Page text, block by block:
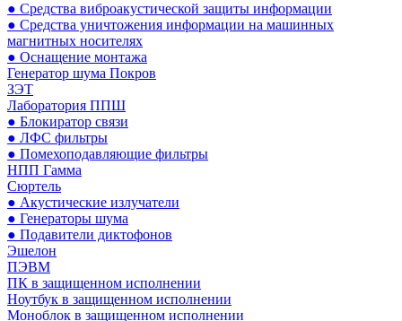
● Средства виброакустической защиты информации
● Средства уничтожения информации на машинных
магнитных носителях
● Оснащение монтажа
Генератор шума Покров
ЗЭТ
Лаборатория ППШ
● Блокиратор связи
● ЛФС фильтры
● Помехоподавляющие фильтры
НПП Гамма
Сюртель
● Акустические излучатели
● Генераторы шума
● Подавители диктофонов
Эшелон
ПЭВМ
ПК в защищенном исполнении
Ноутбук в защищенном исполнении
Моноблок в защищенном исполнении